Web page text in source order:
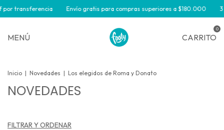
Envío gratis para compras superiores a $180.000 3 y 6
MENÚ CARRITO
0
Inicio | Novedades | Los elegidos de Roma y Donato
NOVEDADES
FILTRAR Y ORDENAR